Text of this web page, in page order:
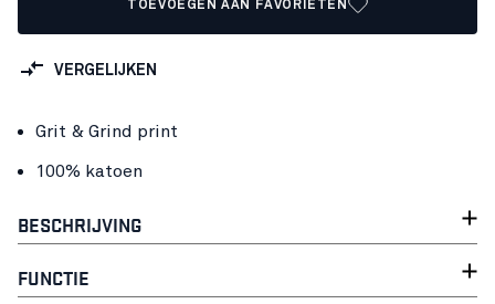
TOEVOEGEN AAN FAVORIETEN
VERGELIJKEN
Grit & Grind print
100% katoen
BESCHRIJVING
FUNCTIE